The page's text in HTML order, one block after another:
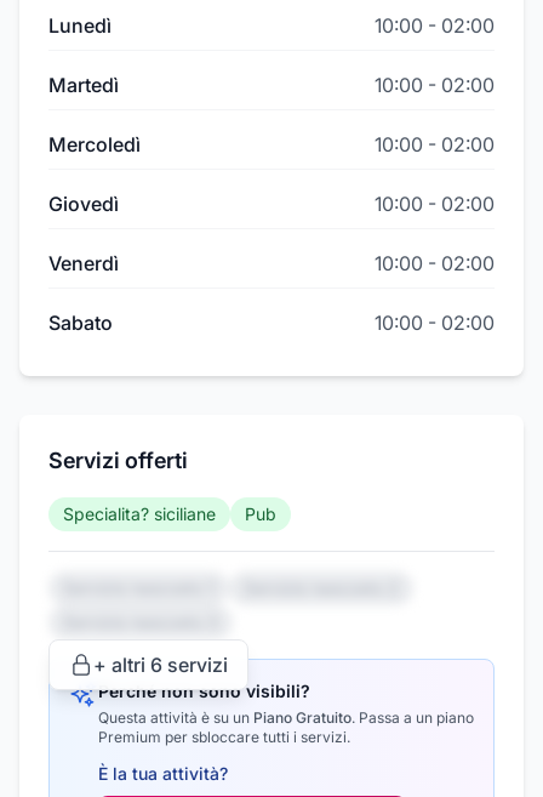
Lunedì 10:00 - 02:00
Martedì 10:00 - 02:00
Mercoledì 10:00 - 02:00
Giovedì 10:00 - 02:00
Venerdì 10:00 - 02:00
Sabato 10:00 - 02:00
Servizi offerti
Specialita? siciliane Pub
+ altri 6 servizi
Perché non sono visibili?
Questa attività è su un Piano Gratuito. Passa a un piano
Premium per sbloccare tutti i servizi.
È la tua attività?